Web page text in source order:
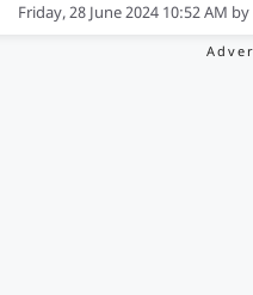
Friday, 28 June 2024 10:52 AM by